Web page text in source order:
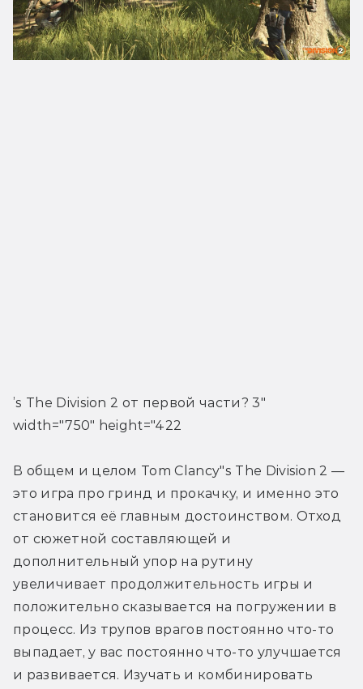
’s The Division 2 от первой части? 3"
width="750" height="422
В общем и целом Tom Clancy"s The Division 2 —
это игра про гринд и прокачку, и именно это
становится её главным достоинством. Отход
от сюжетной составляющей и
дополнительный упор на рутину
увеличивает продолжительность игры и
положительно сказывается на погружении в
процесс. Из трупов врагов постоянно что-то
выпадает, у вас постоянно что-то улучшается
и развивается. Изучать и комбинировать